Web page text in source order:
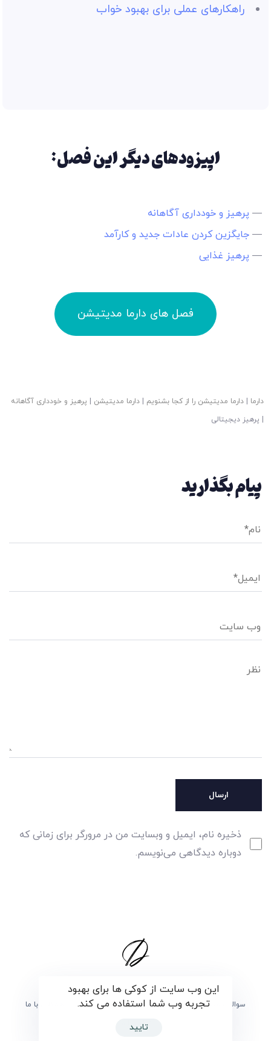
راهکارهای عملی برای بهبود خواب
اپیزودهای دیگر این فصل:
— پرهیز و خودداری آگاهانه
— جایگزین کردن عادات جدید و کارآمد
— پرهیز غذایی
فصل های دارما مدیتیشن
دارما دارما مدیتیشن را از کجا بشنویم دارما مدیتیشن
پرهیز و خودداری آگاهانه
پرهیز دیجیتالی
پیام بگذارید
ذخیره نام، ایمیل و وبسایت من در مرورگر برای زمانی که
دوباره دیدگاهی می‌نویسم.
سوالات متداول برگزیدگان درباره ی دارما
همکاری با ما
تماس با ما
این وب سایت از کوکی ها برای بهبود
تجربه وب شما استفاده می کند.
تایید